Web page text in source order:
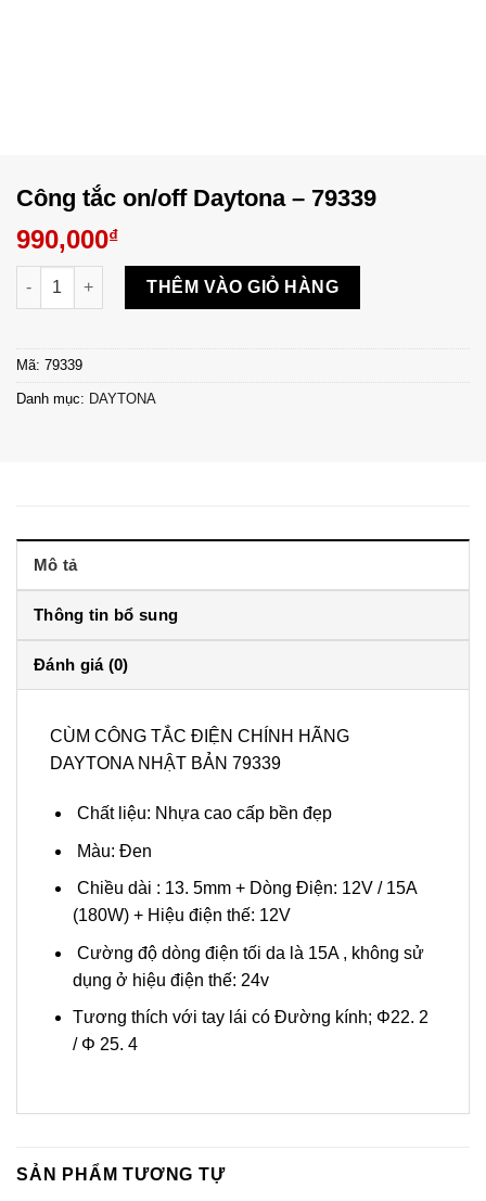
Công tắc on/off Daytona – 79339
990,000₫
Công tắc on/off Daytona - 79339 số lượng
THÊM VÀO GIỎ HÀNG
Mã: 79339
Danh mục: DAYTONA
Mô tả
Thông tin bổ sung
Đánh giá (0)
CÙM CÔNG TẮC ĐIỆN CHÍNH HÃNG
DAYTONA NHẬT BẢN 79339
Chất liệu: Nhựa cao cấp bền đẹp
Màu: Đen
Chiều dài : 13. 5mm + Dòng Điện: 12V / 15A
(180W) + Hiệu điện thế: 12V
Cường độ dòng điện tối da là 15A , không sử
dụng ở hiệu điện thế: 24v
Tương thích với tay lái có Đường kính; Φ22. 2
/ Φ 25. 4
SẢN PHẨM TƯƠNG TỰ